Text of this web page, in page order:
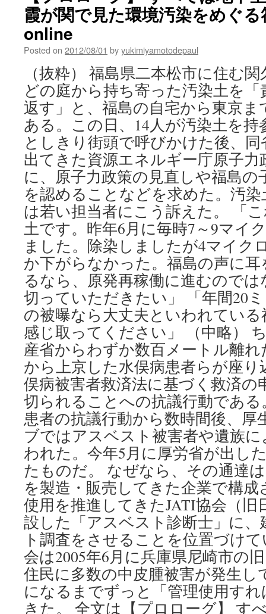
ン
は
犯
し
て
も
か
ま
わ
な
い!?
の
暗
部
を
暴
く
男
の
情
『ニ
ッ
噓』
via
日
刊
サ
イ
ゾ
ー
霞が関で見た環境汚染をめぐ
online
Posted on 2012/08/01 byyukimiyamotodepaul
（抜粋） 福島県二本松市に住む
どの庭から持ち寄った汚染土を
返す」と、福島の自宅から東京ま
ある。この日、14人が汚染土を
としきり街頭で呼びかけた後、
出てきた資源エネルギー庁原子力
に、原子力政策の見直しや福島
を認めることなどを求めた。汚
は若い担当者にこう訴えた。 「
土です。昨年6月に毎時7～9マイ
ました。除染しましたが4マイク
か下がらなかった。福島の声に
るなら、原発再稼働に進むので
切っていただきたい」 「年間20
の被曝なら大丈夫といわれてい
感じ取ってください」 （中略）
産省からわずか数百メートル離
から上京した水俣病患者らが座
俣病被害者救済法に基づく救済の
切られることへの抗議行動である
患者の抗議行動から数時間後、厚
ブではアスベスト被害者や遺族
われた。今年5月に厚労省が出し
たものだ。 なぜなら、その通達
を製造・販売してきた企業で構
使用を推進してきたJATI協会（旧
設した「アスベスト診断士」に
ト調査をさせることを位置づけ
会は2005年6月に兵庫県尼崎市の
住民に多数の中皮腫被害が発生
になるまでずっと「管理使用す
きた。 全文は【プロローグ】 す